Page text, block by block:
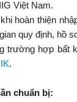
Việt Nam.
hoàn thiện
quy định, hồ
trường hợp bất
.
chuẩn bị: